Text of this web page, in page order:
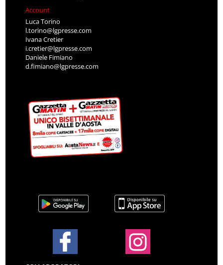
Account
Luca Torino
l.torino@lgpresse.com
Ivana Cretier
i.cretier@lgpresse.com
Daniele Fimiano
d.fimiano@lgpresse.com